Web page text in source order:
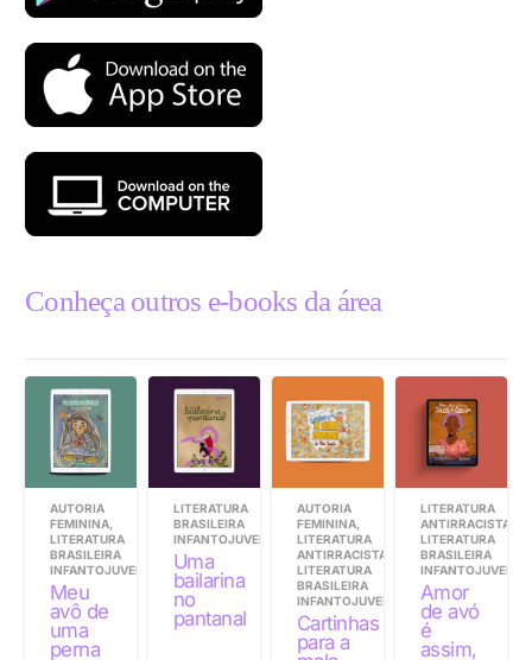
Conheça outros e-books da área
AUTORIA
FEMININA,
LITERATURA
BRASILEIRA
INFANTOJUVENIL
Meu
avô de
uma
perna
LITERATURA
BRASILEIRA
INFANTOJUVENIL
Uma
bailarina
no
pantanal
AUTORIA
FEMININA,
LITERATURA
ANTIRRACISTA
LITERATURA
BRASILEIRA
INFANTOJUVENIL
Cartinhas
para a
LITERATURA
ANTIRRACISTA
LITERATURA
BRASILEIRA
INFANTOJUVENIL
Amor
de avó
é
assim,